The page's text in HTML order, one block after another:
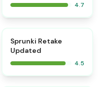
4.7
Sprunki Retake
Updated
4.5